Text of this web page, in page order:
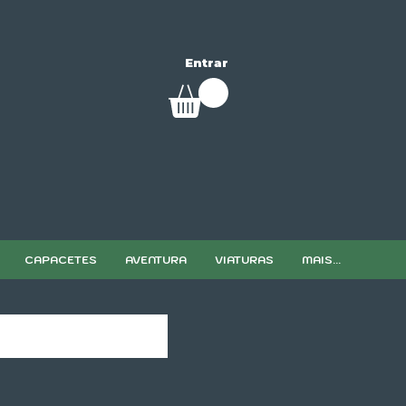
Entrar
CAPACETES AVENTURA VIATURAS MAIS...